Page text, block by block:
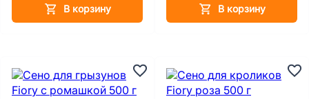
В корзину В корзину